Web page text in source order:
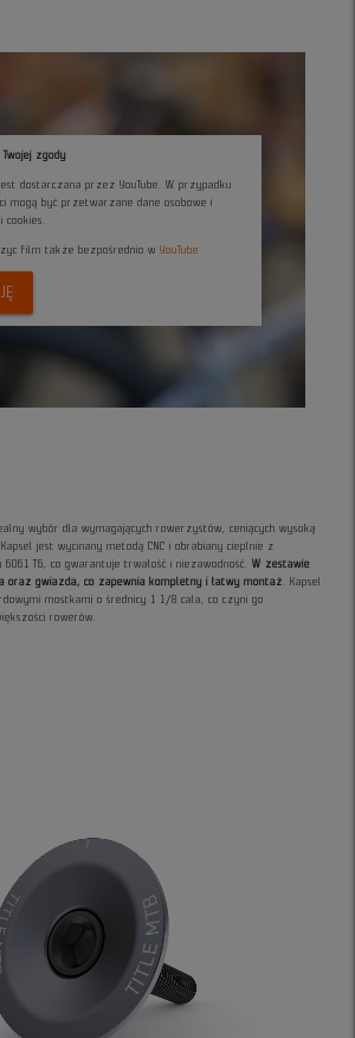
zgody
dostarczana przez YouTube. W przypadku
mogą być przetwarzane dane osobowe i
cookies.
film także bezpośrednio w YouTube
wybór dla wymagających rowerzystów, ceniących wysoką
jest wycinany metodą CNC i obrabiany cieplnie z
6061 T6, co gwarantuje trwałość i niezawodność.W zestawie
oraz gwiazda, co zapewnia kompletny i łatwy montaż. Kapsel
mostkami o średnicy 1 1/8 cala, co czyni go
rowerów.